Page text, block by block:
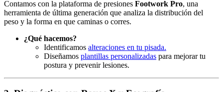
Contamos con la plataforma de presiones Footwork Pro, una
herramienta de última generación que analiza la distribución del
peso y la forma en que caminas o corres.
¿Qué hacemos?
Identificamos alteraciones en tu pisada.
Diseñamos plantillas personalizadas para mejorar tu
postura y prevenir lesiones.